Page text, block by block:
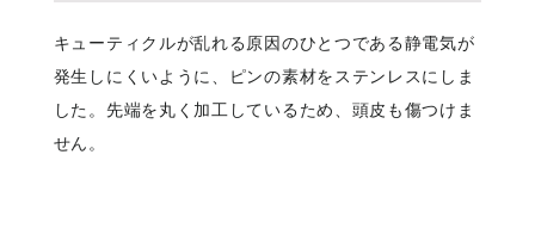
キューティクルが乱れる原因のひとつである静電気が
発生しにくいように、ピンの素材をステンレスにしま
した。先端を丸く加工しているため、頭皮も傷つけま
せん。